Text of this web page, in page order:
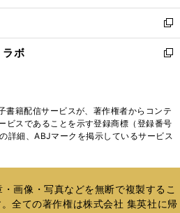
開
く
ウ
で
開
く
ン
ド
ウ
で
ウ
ィ
ン
ド
く
新
し
い
ド
ウ
で
ラボ
新
ィ
ン
ド
開
く
書籍配信サービスが、著作権者からコンテ
ビスであることを示す登録商標（登録番号
詳細、ABJマークを掲示しているサービス
画像・写真などを無断で複製するこ
全ての著作権は株式会社 集英社に帰